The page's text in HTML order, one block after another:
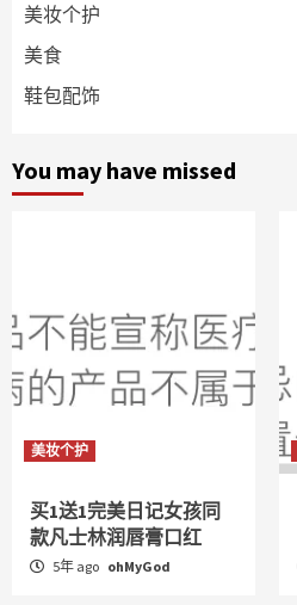
美妆个护
美食
鞋包配饰
You may have missed
美妆个护
买1送1完美日记女孩同
款凡士林润唇膏口红
5年 ago ohMyGod